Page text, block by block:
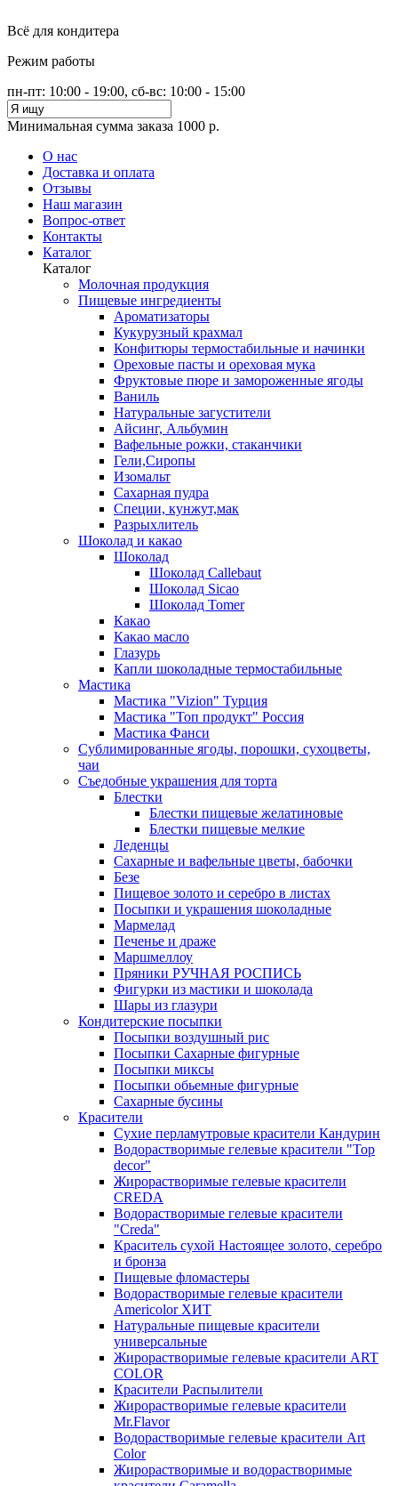
Всё для кондитера
Режим работы
пн-пт: 10:00 - 19:00, сб-вс: 10:00 - 15:00
Минимальная сумма заказа 1000 р.
О нас
Доставка и оплата
Отзывы
Наш магазин
Вопрос-ответ
Контакты
Каталог
Каталог
Молочная продукция
Пищевые ингредиенты
Ароматизаторы
Кукурузный крахмал
Конфитюры термостабильные и начинки
Ореховые пасты и ореховая мука
Фруктовые пюре и замороженные ягоды
Ваниль
Натуральные загустители
Айсинг, Альбумин
Вафельные рожки, стаканчики
Гели,Сиропы
Изомальт
Сахарная пудра
Специи, кунжут,мак
Разрыхлитель
Шоколад и какао
Шоколад
Шоколад Callebaut
Шоколад Sicao
Шоколад Tomer
Какао
Какао масло
Глазурь
Капли шоколадные термостабильные
Мастика
Мастика "Vizion" Турция
Мастика "Топ продукт" Россия
Мастика Фанси
Сублимированные ягоды, порошки, сухоцветы,
чаи
Съедобные украшения для торта
Блестки
Блестки пищевые желатиновые
Блестки пищевые мелкие
Леденцы
Сахарные и вафельные цветы, бабочки
Безе
Пищевое золото и серебро в листах
Посыпки и украшения шоколадные
Мармелад
Печенье и драже
Маршмеллоу
Пряники РУЧНАЯ РОСПИСЬ
Фигурки из мастики и шоколада
Шары из глазури
Кондитерские посыпки
Посыпки воздушный рис
Посыпки Сахарные фигурные
Посыпки миксы
Посыпки обьемные фигурные
Сахарные бусины
Красители
Сухие перламутровые красители Кандурин
Водорастворимые гелевые красители "Top
decor"
Жирорастворимые гелевые красители
CREDA
Водорастворимые гелевые красители
"Creda"
Краситель сухой Настоящее золото, серебро
и бронза
Пищевые фломастеры
Водорастворимые гелевые красители
Americolor ХИТ
Натуральные пищевые красители
универсальные
Жирорастворимые гелевые красители ART
COLOR
Красители Распылители
Жирорастворимые гелевые красители
Mr.Flavor
Водорастворимые гелевые красители Art
Color
Жирорастворимые и водорастворимые